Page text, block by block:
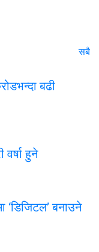
सबै
बढी
हुने
‘डिजिटल’ बनाउने